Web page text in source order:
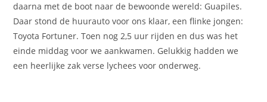
daarna met de boot naar de bewoonde wereld: Guapiles.
Daar stond de huurauto voor ons klaar, een flinke jongen:
Toyota Fortuner. Toen nog 2,5 uur rijden en dus was het
einde middag voor we aankwamen. Gelukkig hadden we
een heerlijke zak verse lychees voor onderweg.